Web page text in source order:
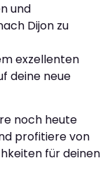
und
Dijon zu
exzellenten
deine neue
noch heute
profitiere von
für deinen